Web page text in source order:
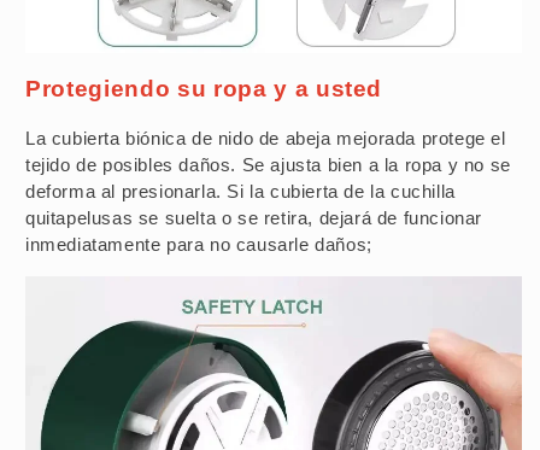
Protegiendo su ropa y a usted
La cubierta biónica de nido de abeja mejorada protege el
tejido de posibles daños. Se ajusta bien a la ropa y no se
deforma al presionarla. Si la cubierta de la cuchilla
quitapelusas se suelta o se retira, dejará de funcionar
inmediatamente para no causarle daños;